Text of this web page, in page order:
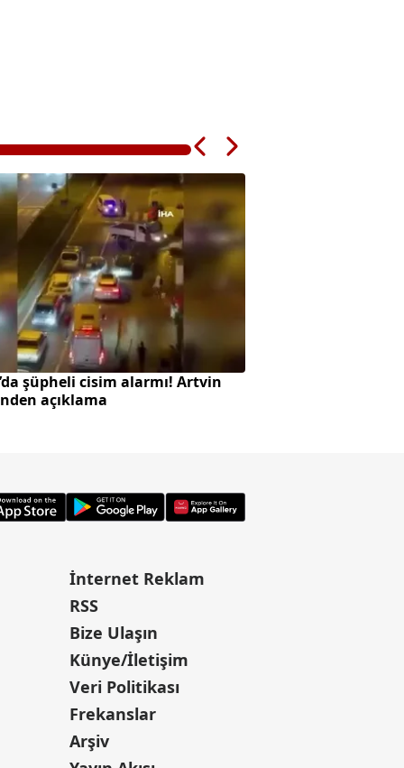
şüpheli cisim alarmı! Artvin
açıklama
İnternet Reklam
RSS
Bize Ulaşın
Künye/İletişim
Veri Politikası
Frekanslar
Arşiv